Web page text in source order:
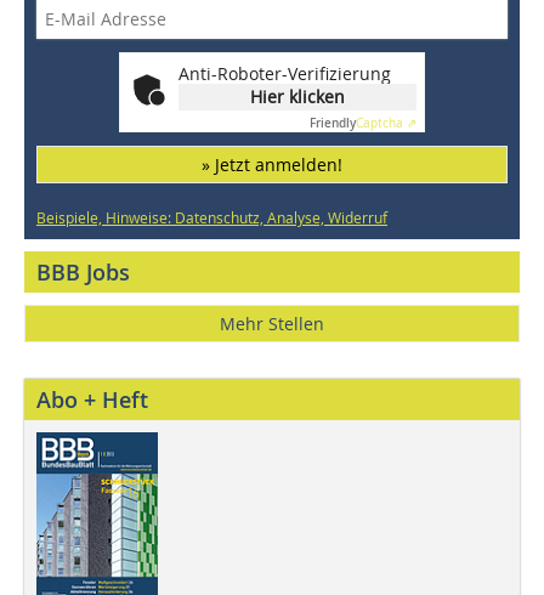
Anti-Roboter-Verifizierung
Hier klicken
FriendlyCaptcha ⇗
» Jetzt anmelden!
Beispiele, Hinweise: Datenschutz, Analyse, Widerruf
BBB Jobs
Mehr Stellen
Abo + Heft